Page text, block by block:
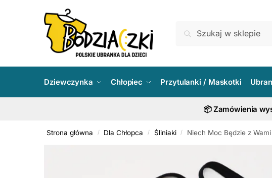
Dziewczynka Chłopiec Przytulanki / Maskotki
📦 Zamówienia
Strona główna / Dla Chłopca / Śliniaki / Niech Moc Będzie z